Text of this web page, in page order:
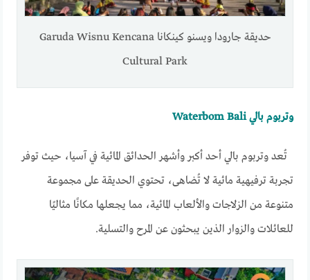
حديقة جارودا ويسنو كينكانا Garuda Wisnu Kencana
Cultural Park
وتربوم بالي Waterbom Bali
تُعد وتربوم بالي أحد أكبر وأشهر الحدائق المائية في آسيا، حيث توفر
تجربة ترفيهية مائية لا تُضاهى، تحتوي الحديقة على مجموعة
متنوعة من الزلاجات والألعاب المائية، مما يجعلها مكانًا مثاليًا
للعائلات والزوار الذين يبحثون عن المرح والتسلية.